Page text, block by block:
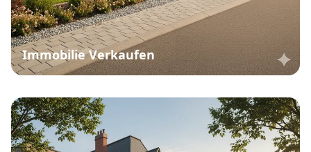
Immobilie Verkaufen